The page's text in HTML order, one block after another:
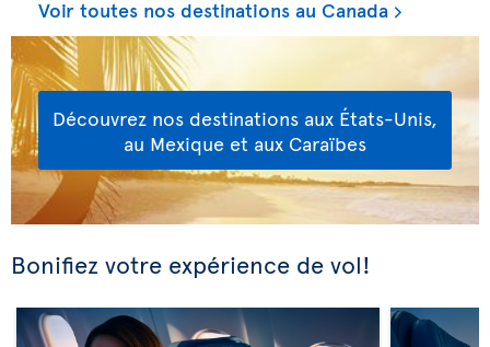
Voir toutes nos destinations au Canada
Découvrez nos destinations aux États-Unis,
au Mexique et aux Caraïbes
Bonifiez votre expérience de vol!